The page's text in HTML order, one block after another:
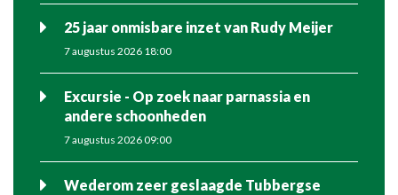
25 jaar onmisbare inzet van Rudy Meijer
7 augustus 2026 18:00
Excursie - Op zoek naar parnassia en
andere schoonheden
7 augustus 2026 09:00
Wederom zeer geslaagde Tubbergse